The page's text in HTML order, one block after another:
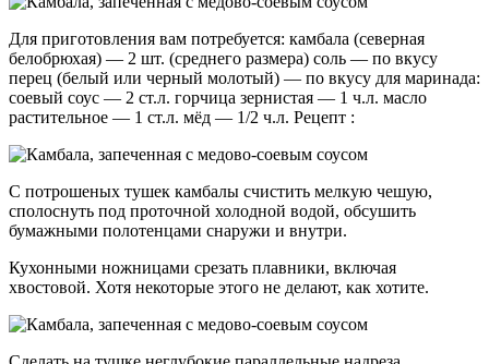
Для приготовления вам потребуется: камбала (северная
белобрюхая) — 2 шт. (среднего размера) соль — по вкусу
перец (белый или черный молотый) — по вкусу для маринада:
соевый соус — 2 ст.л. горчица зернистая — 1 ч.л. масло
растительное — 1 ст.л. мёд — 1/2 ч.л. Рецепт :
С потрошеных тушек камбалы счистить мелкую чешую,
сполоснуть под проточной холодной водой, обсушить
бумажными полотенцами снаружи и внутри.
Кухонными ножницами срезать плавники, включая
хвостовой. Хотя некоторые этого не делают, как хотите.